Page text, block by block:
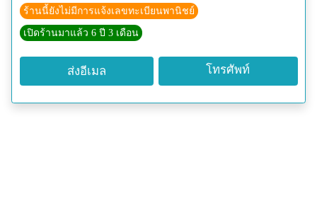
ร้านนี้ยังไม่มีการแจ้งเลขทะเบียนพานิชย์
เปิดร้านมาแล้ว 6 ปี 3 เดือน
ส่งอีเมล โทรศัพท์